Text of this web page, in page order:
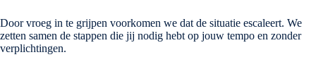
Door vroeg in te grijpen voorkomen we dat de situatie escaleert. We
zetten samen de stappen die jij nodig hebt op jouw tempo en zonder
verplichtingen.